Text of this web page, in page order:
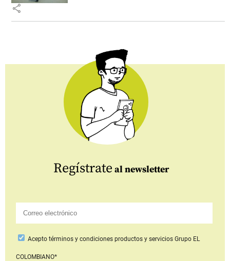
share
Regístrate al newsletter
Aceptotérminos y condiciones productos y serviciosGrupo EL
COLOMBIANO*